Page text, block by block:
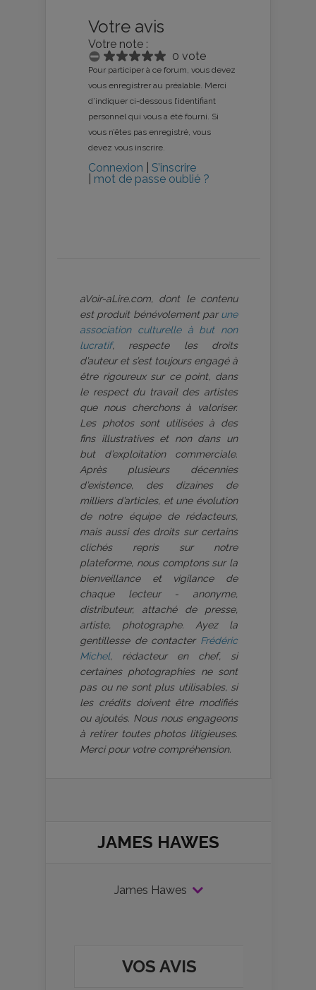
Votre avis
Votre note :
0 vote
Pour participer à ce forum, vous devez
vous enregistrer au préalable. Merci
d’indiquer ci-dessous l’identifiant
personnel qui vous a été fourni. Si
vous n’êtes pas enregistré, vous
devez vous inscrire.
Connexion
S’inscrire
mot de passe oublié ?
aVoir-aLire.com, dont le contenu
est produit bénévolement par une
association culturelle à but non
lucratif, respecte les droits
d’auteur et s’est toujours engagé à
être rigoureux sur ce point, dans
le respect du travail des artistes
que nous cherchons à valoriser.
Les photos sont utilisées à des
fins illustratives et non dans un
but d’exploitation commerciale.
Après plusieurs décennies
d’existence, des dizaines de
milliers d’articles, et une évolution
de notre équipe de rédacteurs,
mais aussi des droits sur certains
clichés repris sur notre
plateforme, nous comptons sur la
bienveillance et vigilance de
chaque lecteur - anonyme,
distributeur, attaché de presse,
artiste, photographe. Ayez la
gentillesse de contacter Frédéric
Michel, rédacteur en chef, si
certaines photographies ne sont
pas ou ne sont plus utilisables, si
les crédits doivent être modifiés
ou ajoutés. Nous nous engageons
à retirer toutes photos litigieuses.
Merci pour votre compréhension.
JAMES HAWES
James Hawes
VOS AVIS